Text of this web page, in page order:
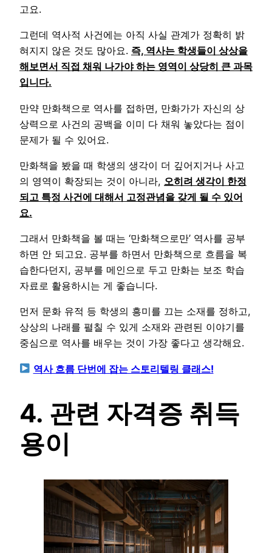
고요.
그런데 역사적 사건에는 아직 사실 관계가 정확히 밝
혀지지 않은 것도 많아요. 즉, 역사는 학생들이 상상을
해보면서 직접 채워 나가야 하는 영역이 상당히 큰 과목
입니다.
만약 만화책으로 역사를 접하면, 만화가가 자신의 상
상력으로 사건의 공백을 이미 다 채워 놓았다는 점이
문제가 될 수 있어요.
만화책을 봤을 때 학생의 생각이 더 깊어지거나 사고
의 영역이 확장되는 것이 아니라, 오히려 생각이 한정
되고 특정 사건에 대해서 고정관념을 갖게 될 수 있어
요.
그래서 만화책을 볼 때는 ‘만화책으로만’ 역사를 공부
하면 안 되고요. 공부를 하면서 만화책으로 흐름을 복
습한다던지, 공부를 메인으로 두고 만화는 보조 학습
자료로 활용하시는 게 좋습니다.
먼저 문화 유적 등 학생의 흥미를 끄는 소재를 정하고,
상상의 나래를 펼칠 수 있게 소재와 관련된 이야기를
중심으로 역사를 배우는 것이 가장 좋다고 생각해요.
역사 흐름 단번에 잡는 스토리텔링 클래스!
4. 관련 자격증 취득
용이